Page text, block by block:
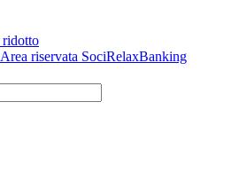
Area riservata SociRelaxBanking